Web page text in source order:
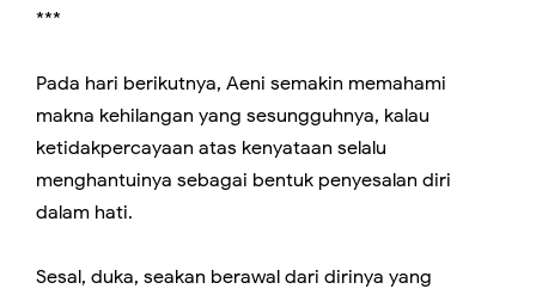
***
Pada hari berikutnya, Aeni semakin memahami
makna kehilangan yang sesungguhnya, kalau
ketidakpercayaan atas kenyataan selalu
menghantuinya sebagai bentuk penyesalan diri
dalam hati.
Sesal, duka, seakan berawal dari dirinya yang